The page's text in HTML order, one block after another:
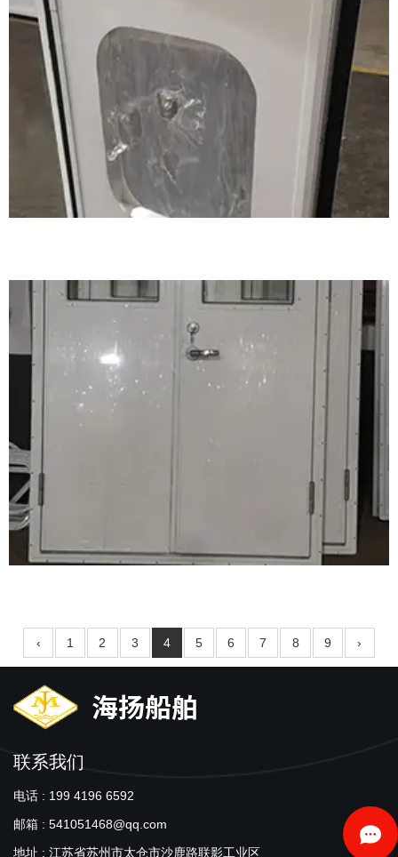
‹ 1 2 3 4 5 6 7 8 9 ›
联系我们
电话 : 199 4196 6592
邮箱 : 541051468@qq.com
地址 : 江苏省苏州市太仓市沙鹿路联影工业区